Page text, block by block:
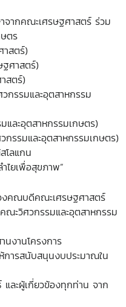
จากคณะเศรษฐศาสตร์ ร่วม
ตร
สตร์)
ฐศาสตร์)
สตร์)
รรมและอุตสาหกรรม
ละอุตสาหกรรมเกษตร)
รรมและอุตสาหกรรมเกษตร)
โลแกน
ไยเพื่อสุขภาพ”
คณบดีคณะเศรษฐศาสตร์
ะวิศวกรรมและอุตสาหกรรม
งานโครงการ
ารสนับสนุนงบประมาณใน
ละผู้เกี่ยวข้องทุกท่าน จาก